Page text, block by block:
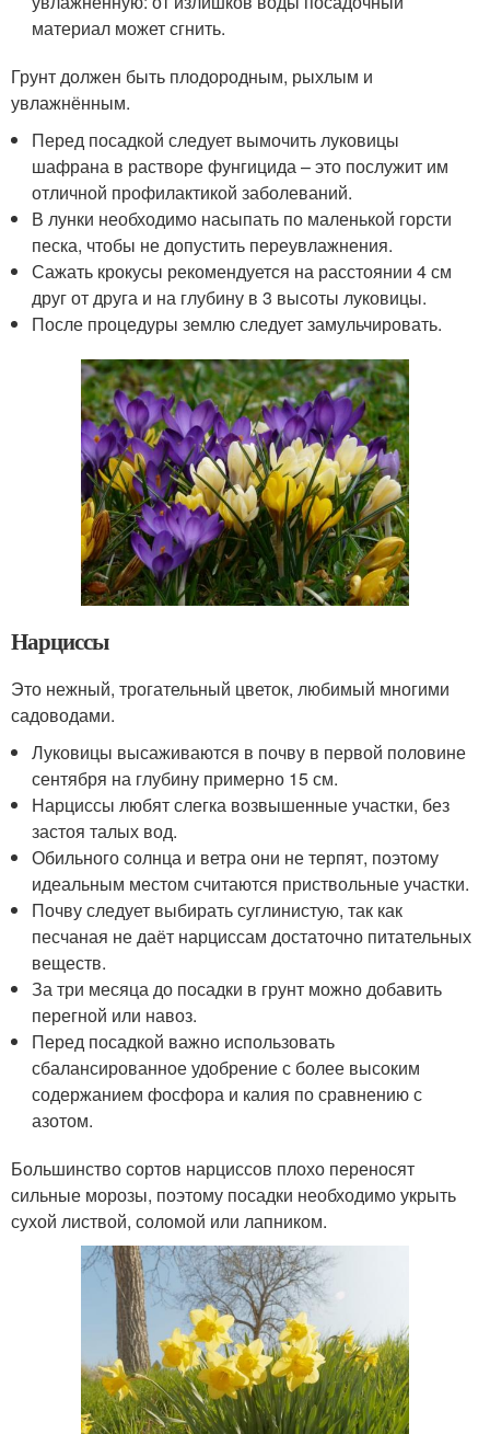
материал может сгнить.
Грунт должен быть плодородным, рыхлым и
увлажнённым.
Перед посадкой следует вымочить луковицы
шафрана в растворе фунгицида – это послужит им
отличной профилактикой заболеваний.
В лунки необходимо насыпать по маленькой горсти
песка, чтобы не допустить переувлажнения.
Сажать крокусы рекомендуется на расстоянии 4 см
друг от друга и на глубину в 3 высоты луковицы.
После процедуры землю следует замульчировать.
Нарциссы
Это нежный, трогательный цветок, любимый многими
садоводами.
Луковицы высаживаются в почву в первой половине
сентября на глубину примерно 15 см.
Нарциссы любят слегка возвышенные участки, без
застоя талых вод.
Обильного солнца и ветра они не терпят, поэтому
идеальным местом считаются приствольные участки.
Почву следует выбирать суглинистую, так как
песчаная не даёт нарциссам достаточно питательных
веществ.
За три месяца до посадки в грунт можно добавить
перегной или навоз.
Перед посадкой важно использовать
сбалансированное удобрение с более высоким
содержанием фосфора и калия по сравнению с
азотом.
Большинство сортов нарциссов плохо переносят
сильные морозы, поэтому посадки необходимо укрыть
сухой листвой, соломой или лапником.